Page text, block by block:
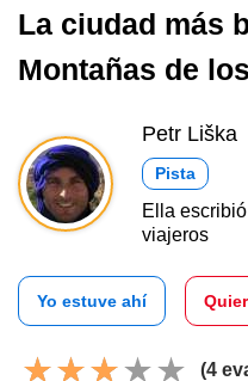
La ciudad más
Montañas de
Petr Liška
Pista
Ella escribió
viajeros
Yo estuve ahí
(4